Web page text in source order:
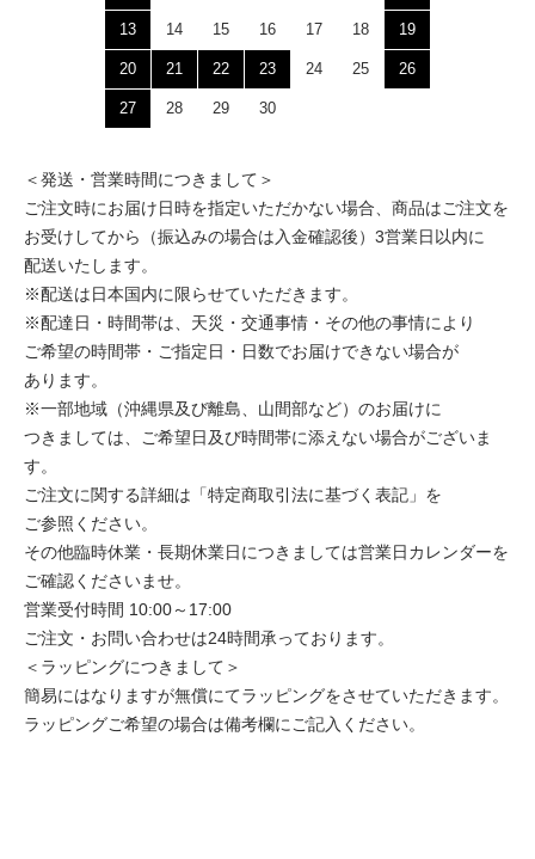
13 14 15 16 17 18 19
20 21 22 23 24 25 26
27 28 29 30
＜発送・営業時間につきまして＞
ご注文時にお届け日時を指定いただかない場合、商品はご注文を
お受けしてから（振込みの場合は入金確認後）3営業日以内に
配送いたします。
※配送は日本国内に限らせていただきます。
※配達日・時間帯は、天災・交通事情・その他の事情により
ご希望の時間帯・ご指定日・日数でお届けできない場合が
あります。
※一部地域（沖縄県及び離島、山間部など）のお届けに
つきましては、ご希望日及び時間帯に添えない場合がございま
す。
ご注文に関する詳細は「特定商取引法に基づく表記」を
ご参照ください。
その他臨時休業・長期休業日につきましては営業日カレンダーを
ご確認くださいませ。
営業受付時間 10:00～17:00
ご注文・お問い合わせは24時間承っております。
＜ラッピングにつきまして＞
簡易にはなりますが無償にてラッピングをさせていただきます。
ラッピングご希望の場合は備考欄にご記入ください。